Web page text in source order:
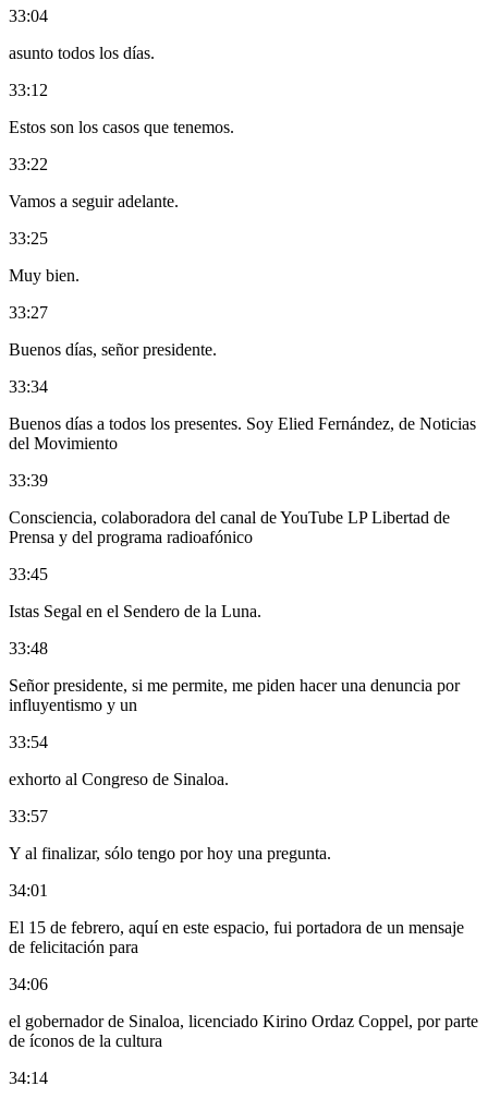
33:04
asunto todos los días.
33:12
Estos son los casos que tenemos.
33:22
Vamos a seguir adelante.
33:25
Muy bien.
33:27
Buenos días, señor presidente.
33:34
Buenos días a todos los presentes. Soy Elied Fernández, de Noticias
del Movimiento
33:39
Consciencia, colaboradora del canal de YouTube LP Libertad de
Prensa y del programa radioafónico
33:45
Istas Segal en el Sendero de la Luna.
33:48
Señor presidente, si me permite, me piden hacer una denuncia por
influyentismo y un
33:54
exhorto al Congreso de Sinaloa.
33:57
Y al finalizar, sólo tengo por hoy una pregunta.
34:01
El 15 de febrero, aquí en este espacio, fui portadora de un mensaje
de felicitación para
34:06
el gobernador de Sinaloa, licenciado Kirino Ordaz Coppel, por parte
de íconos de la cultura
34:14